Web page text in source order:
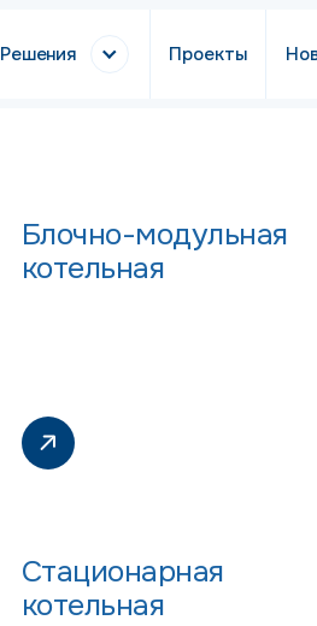
Решения Проекты
Блочно-модульная
котельная
Стационарная
котельная